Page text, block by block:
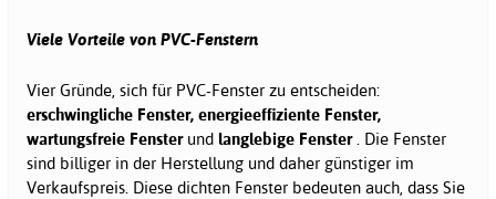
Viele Vorteile von PVC-Fenstern
Vier Gründe, sich für PVC-Fenster zu entscheiden:
erschwingliche Fenster, energieeffiziente Fenster,
wartungsfreie Fensterund langlebige Fenster. Die Fenster
sind billiger in der Herstellung und daher günstiger im
Verkaufspreis. Diese dichten Fenster bedeuten auch, dass Sie